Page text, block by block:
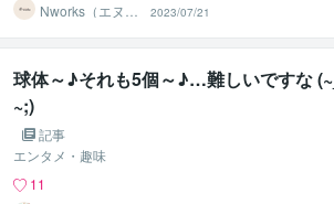
Nworks（エヌワ
2023/07/21
球体～♪それも5個～♪…難しいですな (~_
~;)
記事
エンタメ・趣味
11